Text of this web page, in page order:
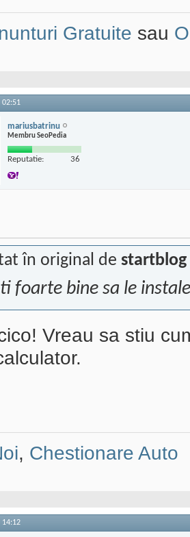
Gratuite sau
02:51
mariusbatrinu
Membru SeoPedia
Reputatie: 36
în original de startblog
foarte bine sa le
Vreau sa stiu
, Chestionare Auto
14:12